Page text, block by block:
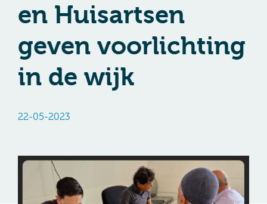
en Huisartsen
geven voorlichting
in de wijk
22-05-2023